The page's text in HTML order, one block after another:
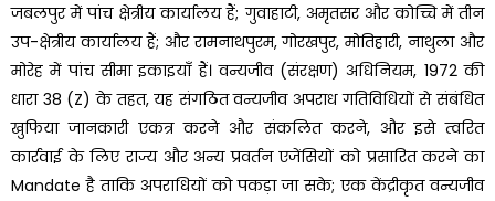
जबलपुर में पांच क्षेत्रीय कार्यालय हैं; गुवाहाटी, अमृतसर और कोच्चि में तीन
उप-क्षेत्रीय कार्यालय हैं; और रामनाथपुरम, गोरखपुर, मोतिहारी, नाथुला और
मोरेह में पांच सीमा इकाइयाँ हैं। वन्यजीव (संरक्षण) अधिनियम, 1972 की
धारा 38 (Z) के तहत, यह संगठित वन्यजीव अपराध गतिविधियों से संबंधित
खुफिया जानकारी एकत्र करने और संकलित करने, और इसे त्वरित
कार्रवाई के लिए राज्य और अन्य प्रवर्तन एजेंसियों को प्रसारित करने का
Mandate है ताकि अपराधियों को पकड़ा जा सके; एक केंद्रीकृत वन्यजीव